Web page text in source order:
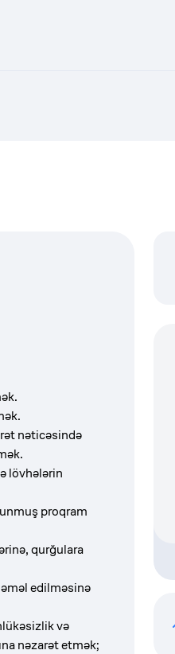
nəticəsində
lövhələrin
proqram
qurğulara
edilməsinə
və
nəzarət etmək;